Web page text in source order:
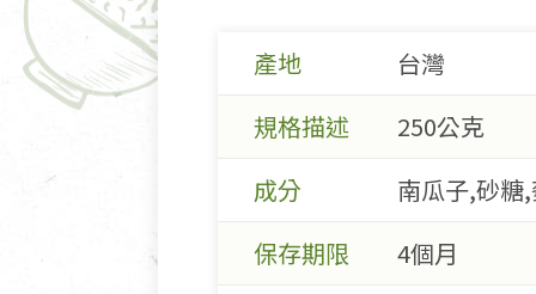
產地
台灣
規格描述
250公克
成分
南瓜子,砂糖
保存期限
4個月